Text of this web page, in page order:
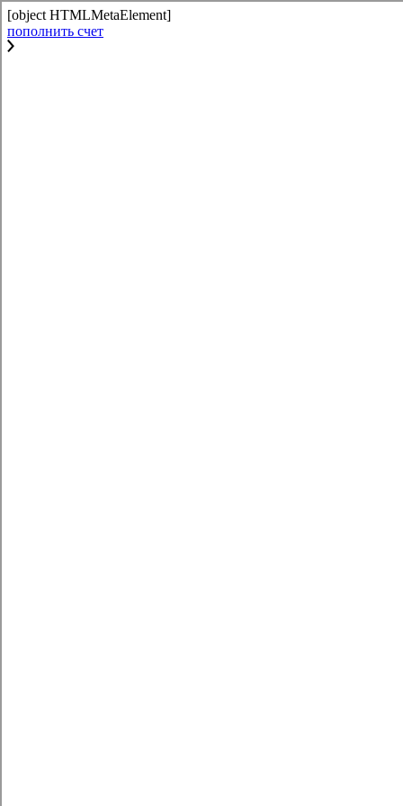
[object HTMLMetaElement]
пополнить счет